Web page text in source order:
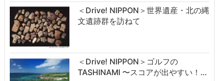
＜Drive! NIPPON＞世界遺産・北の縄
文遺跡群を訪ねて
＜Drive! NIPPON＞ゴルフの
TASHINAMI 〜スコアが出やすい！…